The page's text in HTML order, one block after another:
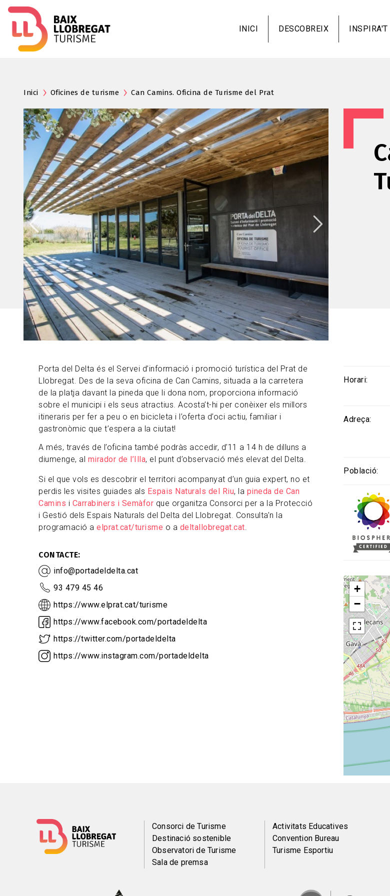
al
contingut
INICI DESCOBREIX INSPIRA'T
Inici Oficines de turisme Can Camins. Oficina de Turisme del Prat
Porta del Delta és el Servei d’informació i promoció turística del Prat de
Llobregat. Des de la seva oficina de Can Camins, situada a la carretera
de la platja davant la pineda que li dona nom, proporciona informació
sobre el municipi i els seus atractius. Acosta’t-hi per conèixer els millors
itineraris per fer a peu o en bicicleta i l’oferta d’oci actiu, familiar i
gastronòmic que t’espera a la ciutat!
A més, través de l’oficina també podràs accedir, d’11 a 14 h de dilluns a
diumenge, al mirador de l’Illa, el punt d’observació més elevat del Delta.
Si el que vols es descobrir el territori acompanyat d’un guia expert, no et
perdis les visites guiades als Espais Naturals del Riu, la pineda de Can
Camins i Carrabiners i Semàfor que organitza Consorci per a la Protecció
i Gestió dels Espais Naturals del Delta del Llobregat. Consulta’n la
programació a elprat.cat/turisme o a deltallobregat.cat.
CONTACTE
info@portadeldelta.cat
93 479 45 46
https://www.elprat.cat/turisme
https://www.facebook.com/portadeldelta
https://twitter.com/portadeldelta
https://www.instagram.com/portadeldelta
Horari
Adreça
Població
+
−
Menú
del
Consorci de Turisme
Destinació sostenible
Observatori de Turisme
Sala de premsa
Peu
de
Activitats Educatives
Convention Bureau
Turisme Esportiu